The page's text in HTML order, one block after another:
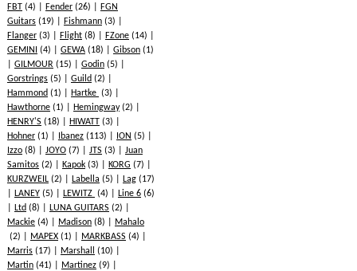
FBT (4) Fender (26)
FGN
Guitars (19) Fishmann (3)
Flanger (3) Flight (8) FZone (14)
GEMINI
(4) GEWA (18) Gibson (1)
GILMOUR (15) Godin (5)
Gorstrings (5) Guild (2)
Hammond (1) Hartke (3)
Hawthorne (1) Hemingway(2)
HENRY'S (18) HIWATT (3)
Hohner (1) Ibanez (113) ION (5)
Izzo (8) JOYO (7) JTS (3)
Juan
Samitos (2) Kapok (3) KORG (7)
KURZWEIL (2) Labella (5) Lag (17)
LANEY (5) LEWITZ (4) Line 6 (6)
Ltd (8) LUNA GUITARS (2)
Mackie (4) Madison (8)
Mahalo
(2)
MAPEX (1) MARKBASS (4)
Marris (17) Marshall
(10)
Martin (41) Martinez (9)